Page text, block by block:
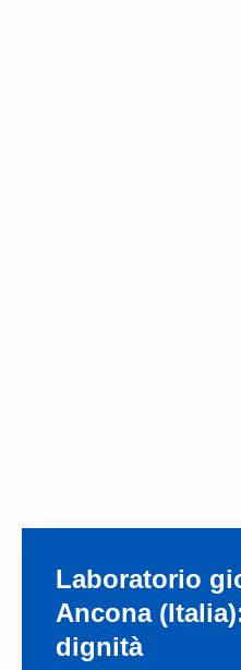
Laboratorio
Ancona
dignità